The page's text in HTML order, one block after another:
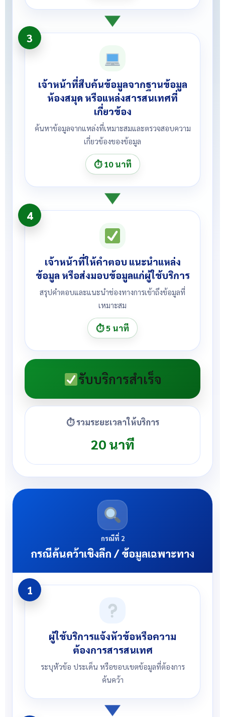
3
เจ้าหน้าที่สืบค้นข้อมูลจากฐานข้อมูล
ห้องสมุด หรือแหล่งสารสนเทศที่
เกี่ยวข้อง
ค้นหาข้อมูลจากแหล่งที่เหมาะสมและตรวจสอบความ
เกี่ยวข้องของข้อมูล
⏱ 10 นาที
4
เจ้าหน้าที่ให้คำตอบ แนะนำแหล่ง
ข้อมูล หรือส่งมอบข้อมูลแก่ผู้ใช้บริการ
สรุปคำตอบและแนะนำช่องทางการเข้าถึงข้อมูลที่
เหมาะสม
⏱ 5 นาที
รับบริการสำเร็จ
⏱ รวมระยะเวลาให้บริการ
20 นาที
กรณีที่ 2
กรณีค้นคว้าเชิงลึก / ข้อมูลเฉพาะทาง
1
ผู้ใช้บริการแจ้งหัวข้อหรือความ
ต้องการสารสนเทศ
ระบุหัวข้อ ประเด็น หรือขอบเขตข้อมูลที่ต้องการ
ค้นคว้า